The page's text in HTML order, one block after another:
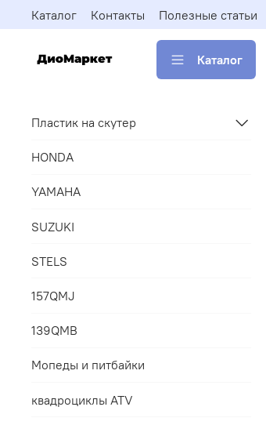
Каталог Контакты Полезные статьи
Каталог
Пластик на скутер
HONDA
YAMAHA
SUZUKI
STELS
157QMJ
139QMB
Мопеды и питбайки
квадроциклы ATV